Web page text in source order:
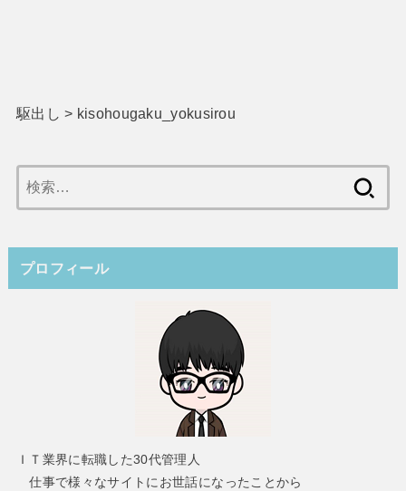
駆出し > kisohougaku_yokusirou
索:
プロフィール
ＩＴ業界に転職した30代管理人
仕事で様々なサイトにお世話になったことから